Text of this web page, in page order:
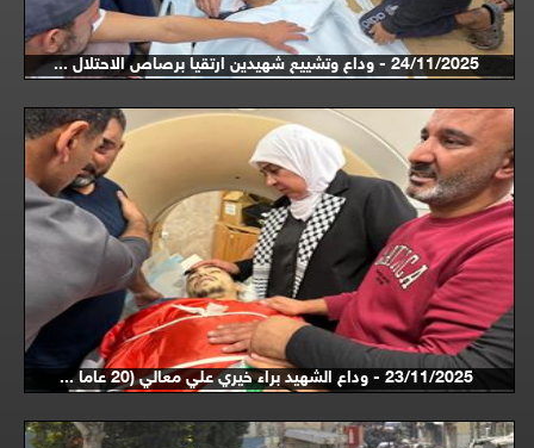
24/11/2025 - وداع وتشييع شهيدين ارتقيا برصاص الاحتلال ...
23/11/2025 - وداع الشهيد براء خيري علي معالي (20 عاما ...